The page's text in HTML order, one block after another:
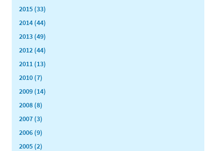
2015 (33)
2014 (44)
2013 (49)
2012 (44)
2011 (13)
2010 (7)
2009 (14)
2008 (8)
2007 (3)
2006 (9)
2005 (2)